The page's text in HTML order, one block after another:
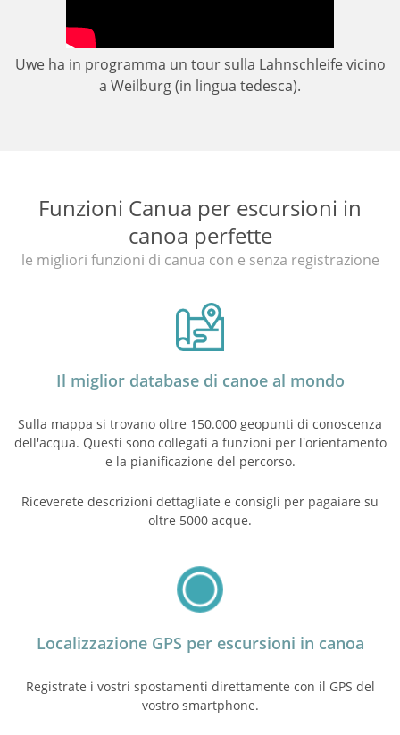
Uwe ha in programma un tour sulla Lahnschleife vicino
a Weilburg (in lingua tedesca).
Funzioni Canua per escursioni in
canoa perfette
le migliori funzioni di canua con e senza registrazione
Il miglior database di canoe al mondo
Sulla mappa si trovano oltre 150.000 geopunti di conoscenza
dell'acqua. Questi sono collegati a funzioni per l'orientamento
e la pianificazione del percorso.
Riceverete descrizioni dettagliate e consigli per pagaiare su
oltre 5000 acque.
Localizzazione GPS per escursioni in canoa
Registrate i vostri spostamenti direttamente con il GPS del
vostro smartphone.